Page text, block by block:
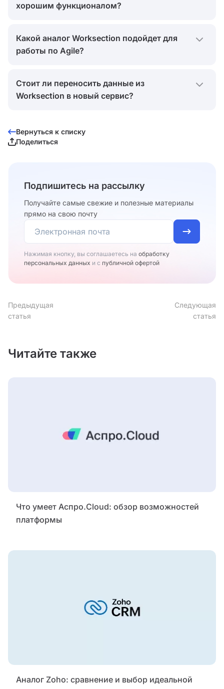
интерфейс и понятный функционал для
облачном сервисе — что еще нужно?
хорошим функционалом?
урезанным функционалом. Отличный вариант
для небольших команд или старта. К примеру, в
работать сколько угодно человек. Но
бесплатно глубокой автоматизации процессов
Какой аналог Worksection подойдет для
работы по Agile?
другими инструментами гибких методологий
(Agile). Присмотритесь к Аспро.Cloud, YouGile и
Стоит ли переносить данные из
Worksection в новый сервис?
Экспортируйте данные в табличном формате
(CSV), а потом импортируйте их в новую
Вернуться к списку
Поделиться
Подпишитесь на рассылку
Получайте самые свежие и полезные материалы
прямо на свою почту
Нажимая кнопку, вы соглашаетесь на обработку
персональных данных и с публичной офертой
Предыдущая
статья
Следующая
статья
Читайте также
Что умеет Аспро.Cloud: обзор возможностей
платформы
Аналог Zoho: сравнение и выбор идеальной